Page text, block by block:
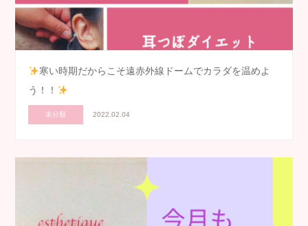
寒い時期だからこそ遠赤外線ドームでカラダを温めよ
う！！
未分類 2022.02.04